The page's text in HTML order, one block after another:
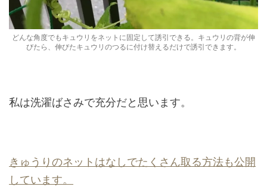
どんな角度でもキュウリをネットに固定して誘引できる。キュウリの背が伸
びたら、伸びたキュウリのつるに付け替えるだけで誘引できます。
私は洗濯ばさみで充分だと思います。
きゅうりのネットはなしでたくさん取る方法も公開
しています。